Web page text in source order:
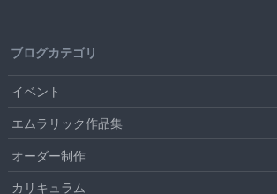
ブログカテゴリ
イベント
エムラリック作品集
オーダー制作
カリキュラム